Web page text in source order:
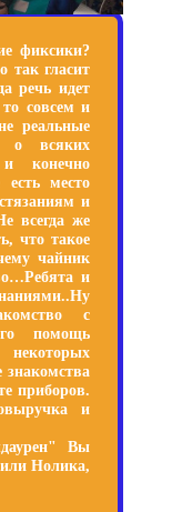
фиксики?
так гласит
речь идет
совсем и
реальные
о всяких
и конечно
место
и
всегда же
что такое
чайник
и
с
помощь
некоторых
знакомства
приборов.
и
Вы
Нолика,